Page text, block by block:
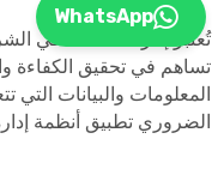
تُعتبر إدارة الملفات في
تساهم في تحقيق الكفاءة
المعلومات والبيانات
الضروري تطبيق أنظمة
WhatsApp